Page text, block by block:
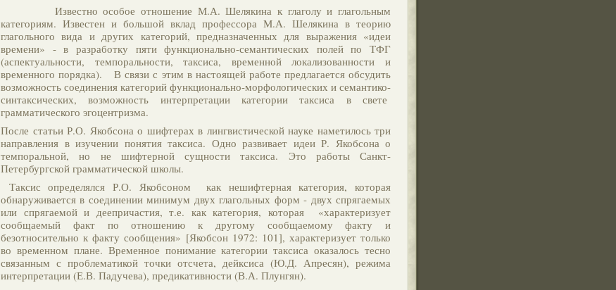
Известно особое отношение М.А. Шелякина к глаголу и глагольным
категориям. Известен и большой вклад профессора М.А. Шелякина в теорию
глагольного вида и других категорий, предназначенных для выражения «идеи
времени» - в разработку пяти функционально-семантических полей по ТФГ
(аспектуальности, темпоральности, таксиса, временной локализованности и
временного порядка). В связи с этим в настоящей работе предлагается обсудить
возможность соединения категорий функционально-морфологических и семантико-
синтаксических, возможность интерпретации категории таксиса в свете
грамматического эгоцентризма.
После статьи Р.О. Якобсона о шифтерах в лингвистической науке наметилось три
направления в изучении понятия таксиса. Одно развивает идеи Р. Якобсона о
темпоральной, но не шифтерной сущности таксиса. Это работы Санкт-
Петербургской грамматической школы.
Таксис определялся Р.О. Якобсоном как нешифтерная категория, которая
обнаруживается в соединении минимум двух глагольных форм - двух спрягаемых
или спрягаемой и деепричастия, т.е. как категория, которая «характеризует
сообщаемый факт по отношению к другому сообщаемому факту и
безотносительно к факту сообщения» [Якобсон 1972: 101], характеризует только
во временном плане. Временное понимание категории таксиса оказалось тесно
связанным с проблематикой точки отсчета, дейксиса (Ю.Д. Апресян), режима
интерпретации (Е.В. Падучева), предикативности (В.А. Плунгян).